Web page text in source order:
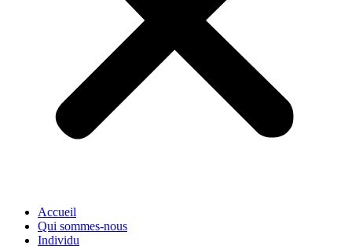
Accueil
Qui sommes-nous
Individu